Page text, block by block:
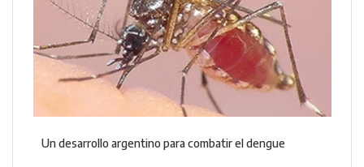
Un desarrollo argentino para combatir el dengue